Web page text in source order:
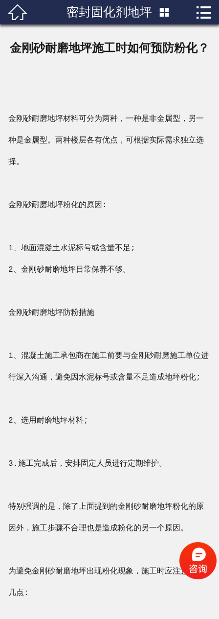
 首页
成功案例
行业知识
 密封固化剂地坪  
金刚砂耐磨地坪施工时如何预防粉化？
金刚砂耐磨地坪材料可分为两种，一种是非金属型，另一
种是金属型。两种楼层各有优点，可根据实际需求独立选
择。
金刚砂耐磨地坪粉化的原因:
1、地面混凝土水泥标号或含量不足;
2、金刚砂耐磨地坪日常保养不够。
金刚砂耐磨地坪防粉措施
1、混凝土施工承包商在施工前要与金刚砂耐磨施工单位进
行深入沟通，避免因水泥标号或含量不足造成地坪粉化;
2、选用耐磨地坪材料;
3.施工完成后，安排固定人员进行定期维护。
特别强调的是，除了上面提到的金刚砂耐磨地坪粉化的原
因外，施工步骤不合理也是造成粉化的另一个原因。
为避免金刚砂耐磨地坪出现粉化现象，施工时应注意以下
几点: